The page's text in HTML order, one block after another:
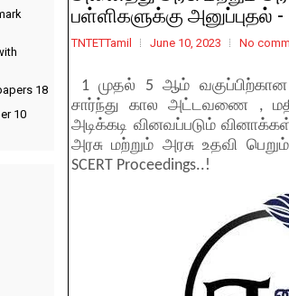
பள்ளிகளுக்கு அனுப்புதல் -
TNTETTamil June 10, 2023 No
1 முதல் 5 ஆம்
சார்ந்து கால அட்டவணை ,
அடிக்கடி வினவப்படும்
அரசு மற்றும் அரசு உதவி
SCERT Proceedings..!
18
10